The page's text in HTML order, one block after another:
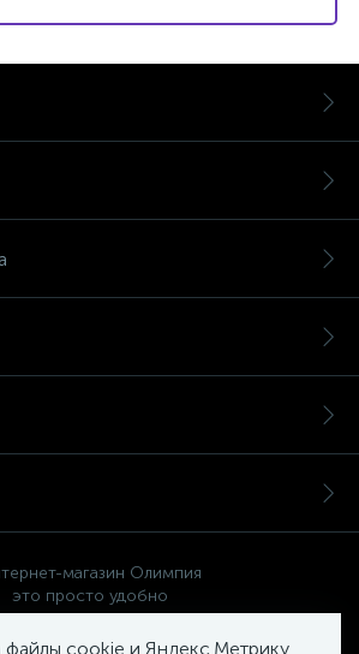
cookie и Яндекс.Метрику
магазин Олимпия
это просто удобно